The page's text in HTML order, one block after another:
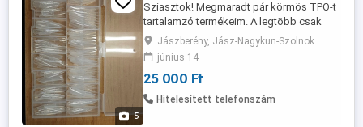
5
Sziasztok! Megmaradt pár körmös TPO-t
tartalamzó termékeim. A legtöbb csak
kikenve lett, van amit párszor használtam,
van ami érintetlen. - Porcelánporok,
ecsetek,folyadék - Zselék - Tippek -
Diszítő elemek Egyben szeretném eladni,
de ha többet vinnél megbeszélés
Jászberény, Jász-Nagykun-Szolnok
június 14
25 000 Ft
Hitelesített telefonszám